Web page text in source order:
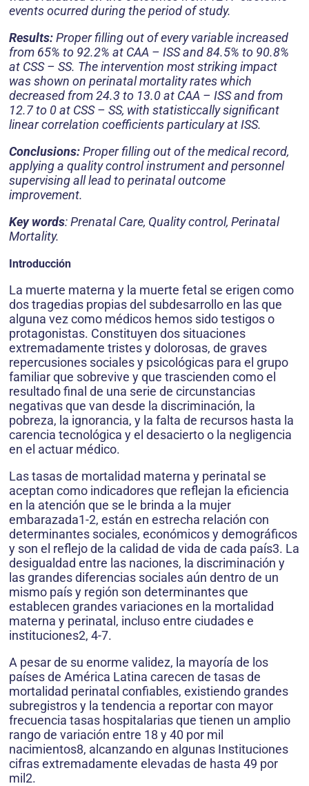
events ocurred during the period of study.
Results:Proper filling out of every variable increased
from 65% to 92.2% at CAA – ISS and 84.5% to 90.8%
at CSS – SS. The intervention most striking impact
was shown on perinatal mortality rates which
decreased from 24.3 to 13.0 at CAA – ISS and from
12.7 to 0 at CSS – SS, with statisticcally significant
linear correlation coefficients particulary at ISS.
Conclusions:Proper filling out of the medical record,
applying a quality control instrument and personnel
supervising all lead to perinatal outcome
improvement.
Key words: Prenatal Care, Quality control, Perinatal
Mortality.
Introducción
La muerte materna y la muerte fetal se erigen como
dos tragedias propias del subdesarrollo en las que
alguna vez como médicos hemos sido testigos o
protagonistas. Constituyen dos situaciones
extremadamente tristes y dolorosas, de graves
repercusiones sociales y psicológicas para el grupo
familiar que sobrevive y que trascienden como el
resultado final de una serie de circunstancias
negativas que van desde la discriminación, la
pobreza, la ignorancia, y la falta de recursos hasta la
carencia tecnológica y el desacierto o la negligencia
en el actuar médico.
Las tasas de mortalidad materna y perinatal se
aceptan como indicadores que reflejan la eficiencia
en la atención que se le brinda a la mujer
embarazada1-2, están en estrecha relación con
determinantes sociales, económicos y demográficos
y son el reflejo de la calidad de vida de cada país3. La
desigualdad entre las naciones, la discriminación y
las grandes diferencias sociales aún dentro de un
mismo país y región son determinantes que
establecen grandes variaciones en la mortalidad
materna y perinatal, incluso entre ciudades e
instituciones2, 4-7.
A pesar de su enorme validez, la mayoría de los
países de América Latina carecen de tasas de
mortalidad perinatal confiables, existiendo grandes
subregistros y la tendencia a reportar con mayor
frecuencia tasas hospitalarias que tienen un amplio
rango de variación entre 18 y 40 por mil
nacimientos8, alcanzando en algunas Instituciones
cifras extremadamente elevadas de hasta 49 por
mil2.